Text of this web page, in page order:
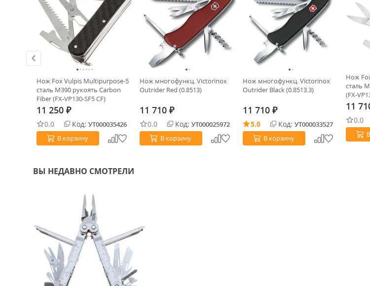
Нож Fox Vulpis Multipurpose-5
сталь M390 рукоять Carbon
Fiber (FX-VP130-SF5 CF)
11 250 ₽
0.0 Код: УТ000035426
В корзину
Нож многофункц. Victorinox
Outrider Red (0.8513)
11 710 ₽
0.0 Код: УТ000025972
В корзину
Нож многофункц. Victorinox
Outrider Black (0.8513.3)
11 710 ₽
5.0 Код: УТ000033527
В корзину
Нож
сталь
(FX-
11
0.0
ВЫ НЕДАВНО СМОТРЕЛИ